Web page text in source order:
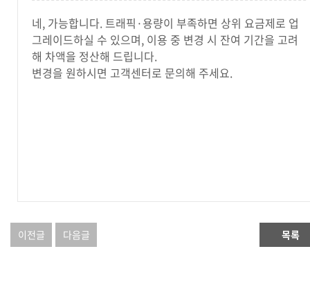
네, 가능합니다. 트래픽·용량이 부족하면 상위 요금제로 업
그레이드하실 수 있으며, 이용 중 변경 시 잔여 기간을 고려
해 차액을 정산해 드립니다.
변경을 원하시면 고객센터로 문의해 주세요.
이전글 다음글 목록